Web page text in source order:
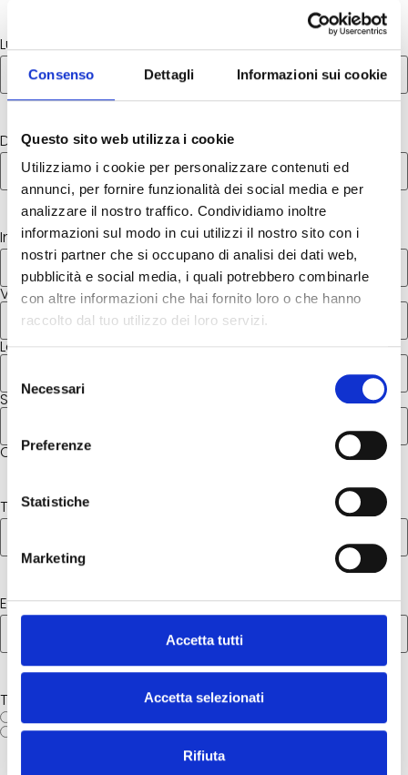
Consenso Dettagli Informazioni sui cookie
Questo sito web utilizza i cookie
Utilizziamo i cookie per personalizzare contenuti ed
annunci, per fornire funzionalità dei social media e per
analizzare il nostro traffico. Condividiamo inoltre
informazioni sul modo in cui utilizzi il nostro sito con i
nostri partner che si occupano di analisi dei dati web,
pubblicità e social media, i quali potrebbero combinarle
con altre informazioni che hai fornito loro o che hanno
raccolto dal tuo utilizzo dei loro servizi.
delNecessari
Preferenze
Statistiche
Marketing
Accetta tutti
Accetta selezionati
Rifiuta
Luogo di nascita*
Data di nascita*
Indirizzo di residenza*
Via/Piazza/Corso e numero civico
Località
Stato / Provincia / Regione
CAP / Codice postale
Telefono*
Email*
Tipologia di adesione*
Diabetico
Familiare di diabetico